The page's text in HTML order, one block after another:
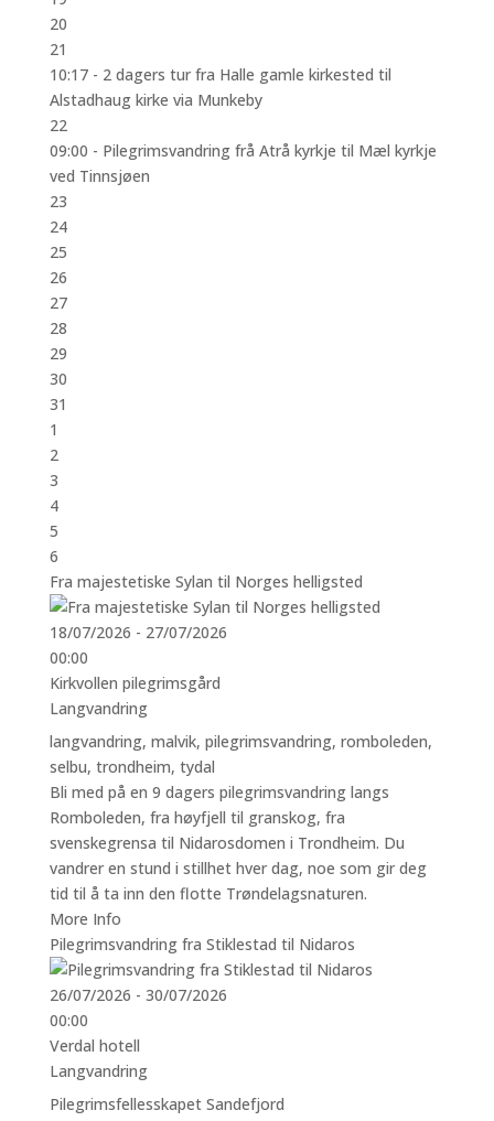
20
21
10:17 - 2 dagers tur fra Halle gamle kirkested til
Alstadhaug kirke via Munkeby
22
09:00 - Pilegrimsvandring frå Atrå kyrkje til Mæl kyrkje
ved Tinnsjøen
23
24
25
26
27
28
29
30
31
1
2
3
4
5
6
Fra majestetiske Sylan til Norges helligsted
18/07/2026 - 27/07/2026
00:00
Kirkvollen pilegrimsgård
Langvandring
langvandring, malvik, pilegrimsvandring, romboleden,
selbu, trondheim, tydal
Bli med på en 9 dagers pilegrimsvandring langs
Romboleden, fra høyfjell til granskog, fra
svenskegrensa til Nidarosdomen i Trondheim. Du
vandrer en stund i stillhet hver dag, noe som gir deg
tid til å ta inn den flotte Trøndelagsnaturen.
More Info
Pilegrimsvandring fra Stiklestad til Nidaros
26/07/2026 - 30/07/2026
00:00
Verdal hotell
Langvandring
Pilegrimsfellesskapet Sandefjord